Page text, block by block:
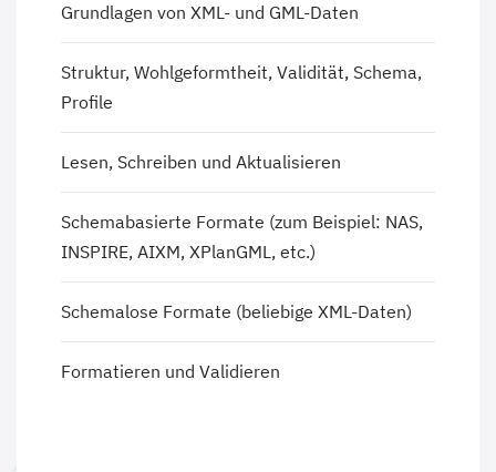
Grundlagen von XML- und GML-Daten
Struktur, Wohlgeformtheit, Validität, Schema,
Profile
Lesen, Schreiben und Aktualisieren
Schemabasierte Formate (zum Beispiel: NAS,
INSPIRE, AIXM, XPlanGML, etc.)
Schemalose Formate (beliebige XML-Daten)
Formatieren und Validieren